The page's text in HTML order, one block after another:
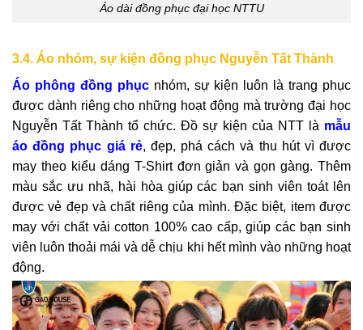
Áo dài đồng phục đại học NTTU
3.4. Áo nhóm, sự kiện đồng phục Nguyễn Tất Thành
Áo phông đồng phục nhóm, sự kiện luôn là trang phục
được dành riêng cho những hoạt động mà trường đại học
Nguyễn Tất Thành tổ chức. Đồ sự kiện của NTT là mẫu
áo đồng phục giá rẻ, đẹp, phá cách và thu hút vì được
may theo kiểu dáng T-Shirt đơn giản và gọn gàng. Thêm
màu sắc ưu nhã, hài hòa giúp các bạn sinh viên toát lên
được vẻ đẹp và chất riêng của mình. Đặc biệt, item được
may với chất vải cotton 100% cao cấp, giúp các bạn sinh
viên luôn thoải mái và dễ chịu khi hết mình vào những hoạt
động.